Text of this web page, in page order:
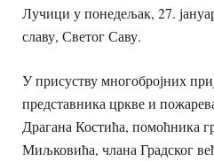
Лучици у понедељак, 27.
славу, Светог Саву.
У присуству многобројних
представника цркве и
Драгана Костића, помоћника
Миљковића, члана Градског